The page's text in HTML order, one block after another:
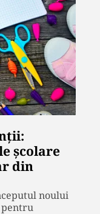
școlare
din
noului
pentru